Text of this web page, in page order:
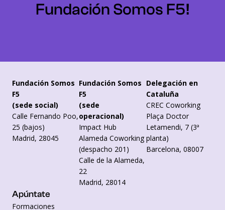
Fundación Somos F5!
Fundación Somos
F5
(sede social)
Calle Fernando Poo,
25 (bajos)
Madrid, 28045
Fundación Somos
F5
(sede
operacional)
Impact Hub
Alameda Coworking
(despacho 201)
Calle de la Alameda,
22
Madrid, 28014
Delegación en
Cataluña
CREC Coworking
Plaça Doctor
Letamendi, 7 (3ª
planta)
Barcelona, 08007
Apúntate
Formaciones